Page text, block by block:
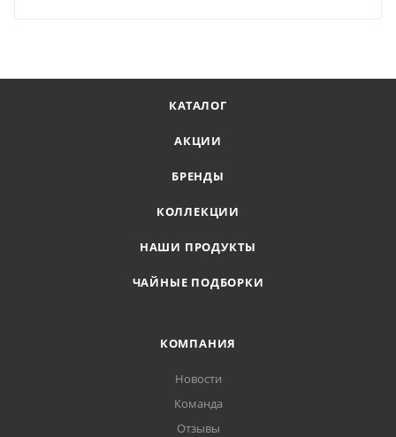
КАТАЛОГ
АКЦИИ
БРЕНДЫ
КОЛЛЕКЦИИ
НАШИ ПРОДУКТЫ
ЧАЙНЫЕ ПОДБОРКИ
КОМПАНИЯ
Новости
Команда
Отзывы